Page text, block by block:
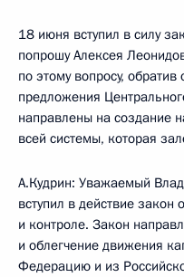
18 июня вступил в силу
попрошу Алексея
по этому вопросу,
предложения
направлены на создание
всей системы, которая
А.Кудрин: Уважаемый
вступил в действие закон
и контроле. Закон
и облегчение движения
Федерацию и из